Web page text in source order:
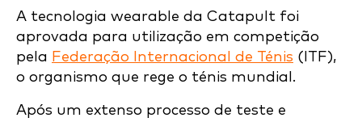
A tecnologia wearable da Catapult foi
aprovada para utilização em competição
pela Federação Internacional de Ténis (ITF),
o organismo que rege o ténis mundial.
Após um extenso processo de teste e